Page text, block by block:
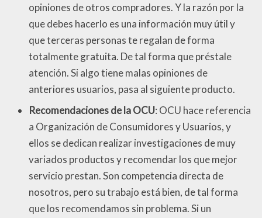
opiniones de otros compradores. Y la razón por la
que debes hacerlo es una información muy útil y
que terceras personas te regalan de forma
totalmente gratuita. De tal forma que préstale
atención. Si algo tiene malas opiniones de
anteriores usuarios, pasa al siguiente producto.
Recomendaciones de la OCU: OCU hace referencia
a Organización de Consumidores y Usuarios, y
ellos se dedican realizar investigaciones de muy
variados productos y recomendar los que mejor
servicio prestan. Son competencia directa de
nosotros, pero su trabajo está bien, de tal forma
que los recomendamos sin problema. Si un